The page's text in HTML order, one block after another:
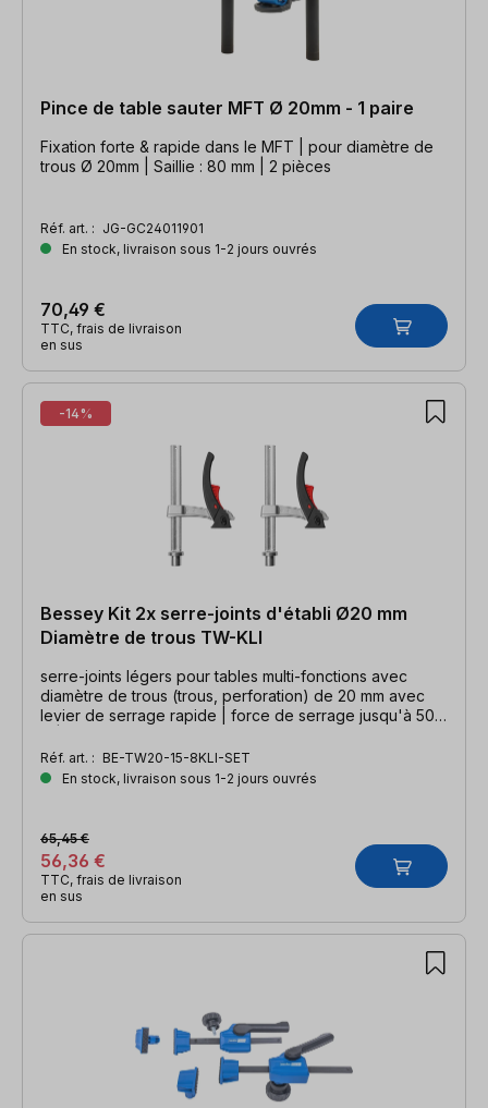
Pince de table sauter MFT Ø 20mm - 1 paire
Fixation forte & rapide dans le MFT | pour diamètre de
trous Ø 20mm | Saillie : 80 mm | 2 pièces
Réf. art. : JG-GC24011901
En stock, livraison sous 1-2 jours ouvrés
70,49 €
TTC, frais de livraison
en sus
-14%
Bessey Kit 2x serre-joints d'établi Ø20 mm
Diamètre de trous TW-KLI
serre-joints légers pour tables multi-fonctions avec
diamètre de trous (trous, perforation) de 20 mm avec
levier de serrage rapide | force de serrage jusqu'à 500
Réf. art. : BE-TW20-15-8KLI-SET
En stock, livraison sous 1-2 jours ouvrés
56,36 €
65,45 €
TTC, frais de livraison
en sus